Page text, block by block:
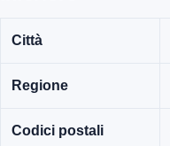
Città
Regione
Codici postali